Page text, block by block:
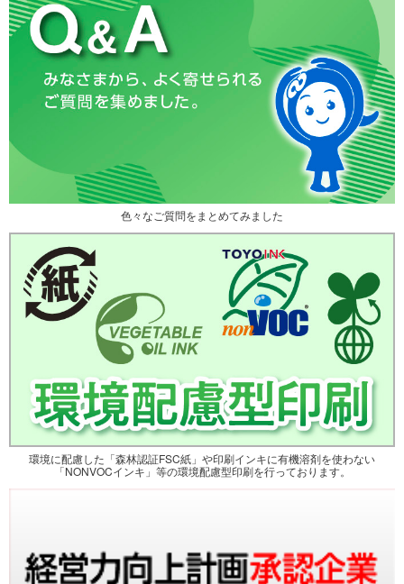
色々なご質問をまとめてみました
環境に配慮した「森林認証FSC紙」や印刷インキに有機溶剤を使わない
「NONVOCインキ」等の環境配慮型印刷を行っております。